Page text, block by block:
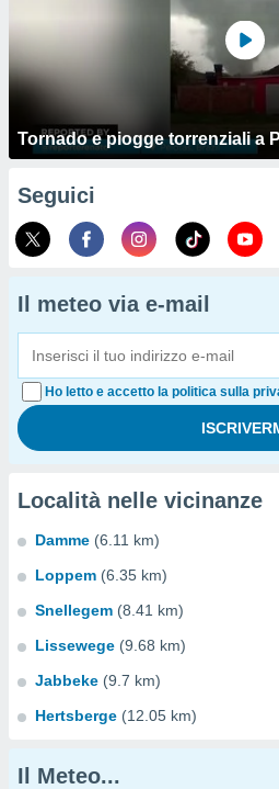
Tornado e piogge torrenziali a
Seguici
Il meteo via e-mail
Ho letto e accetto la politica sulla
Località nelle vicinanze
Damme (6.11 km)
Loppem (6.35 km)
Snellegem (8.41 km)
Lissewege (9.68 km)
Jabbeke (9.7 km)
Hertsberge (12.05 km)
Il Meteo...